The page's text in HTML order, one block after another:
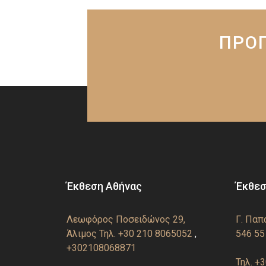
Έκθεση Αθήνας
Λεωφόρος Ποσειδώνος 29,
Άλιμος Τηλ. +30 210 8065052 ,
+302108068871
Γ.
546
Τηλ.